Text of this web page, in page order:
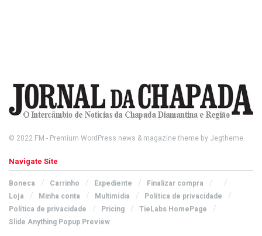
© 2022 FM - Premium WordPress news & magazine theme by Jegtheme.
Navigate Site
Boneca Carrinho Expediente
Finalizar compra
Loja
Minha conta Multimídia
Política de privacidade
Política de privacidade
Pricing
TieLabs HomePage
Slide Anything Popup Preview